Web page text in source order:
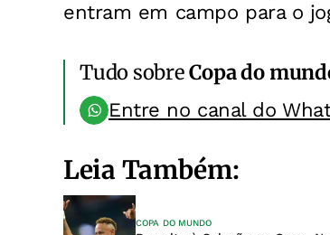
entram em campo para o
Tudo sobreCopa do
Entre no canal do
Leia Também:
COPA DO MUNDO